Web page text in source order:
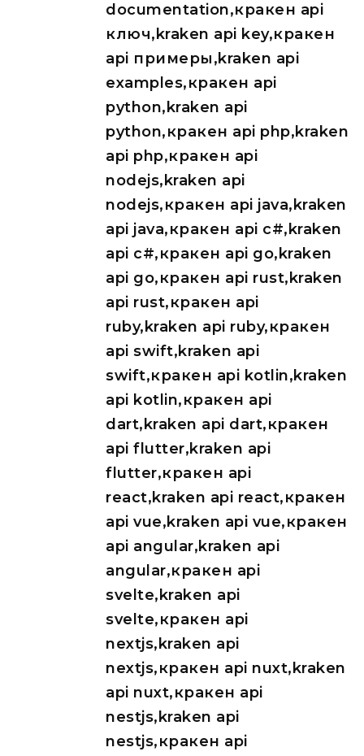
documentation,кракен api
ключ,kraken api key,кракен
api примеры,kraken api
examples,кракен api
python,kraken api
python,кракен api php,kraken
api php,кракен api
nodejs,kraken api
nodejs,кракен api java,kraken
api java,кракен api c#,kraken
api c#,кракен api go,kraken
api go,кракен api rust,kraken
api rust,кракен api
ruby,kraken api ruby,кракен
api swift,kraken api
swift,кракен api kotlin,kraken
api kotlin,кракен api
dart,kraken api dart,кракен
api flutter,kraken api
flutter,кракен api
react,kraken api react,кракен
api vue,kraken api vue,кракен
api angular,kraken api
angular,кракен api
svelte,kraken api
svelte,кракен api
nextjs,kraken api
nextjs,кракен api nuxt,kraken
api nuxt,кракен api
nestjs,kraken api
nestjs,кракен api